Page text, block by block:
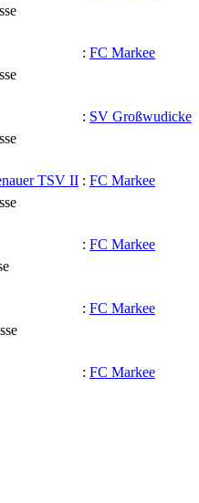
: FC Markee
: SV Großwudicke
TSV II : FC Markee
: FC Markee
: FC Markee
: FC Markee